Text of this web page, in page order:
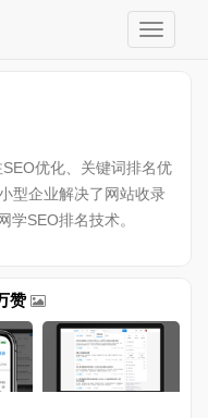
优化、关键词排名优
型企业解决了网站收录
SEO排名技术。
赞